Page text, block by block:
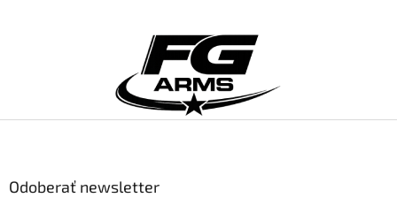
t
Odoberať newsletter